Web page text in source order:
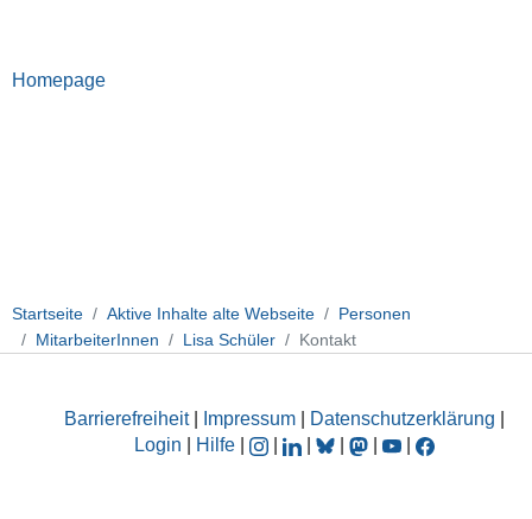
Homepage
Startseite Aktive Inhalte alte Webseite
Personen
MitarbeiterInnen
Lisa Schüler Kontakt
Barrierefreiheit| Impressum Datenschutzerklärung
Login
Hilfe